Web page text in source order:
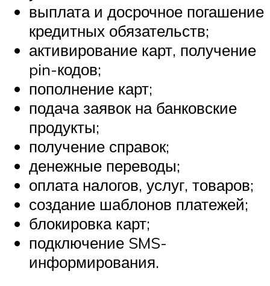
выплата и досрочное погашение
кредитных обязательств;
активирование карт, получение
pin-кодов;
пополнение карт;
подача заявок на банковские
продукты;
получение справок;
денежные переводы;
оплата налогов, услуг, товаров;
создание шаблонов платежей;
блокировка карт;
подключение SMS-
информирования.